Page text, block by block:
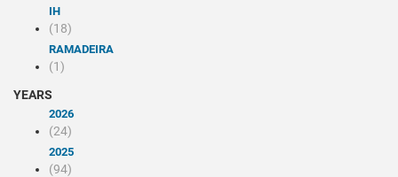
IH
(18)
RAMADEIRA
(1)
YEARS
2026
(24)
2025
(94)